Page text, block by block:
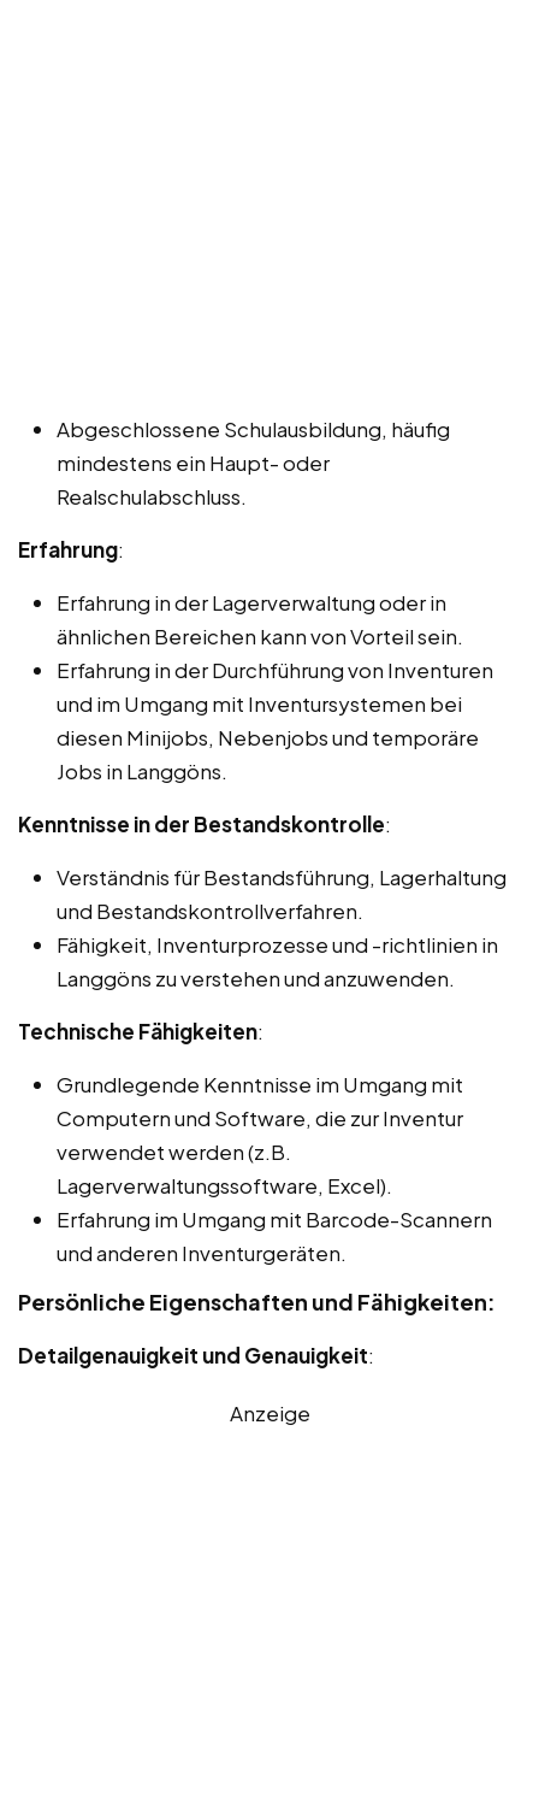
Abgeschlossene Schulausbildung, häufig
mindestens ein Haupt- oder
Realschulabschluss.
Erfahrung:
Erfahrung in der Lagerverwaltung oder in
ähnlichen Bereichen kann von Vorteil sein.
Erfahrung in der Durchführung von Inventuren
und im Umgang mit Inventursystemen bei
diesen Minijobs, Nebenjobs und temporäre
Jobs in Langgöns.
Kenntnisse in der Bestandskontrolle:
Verständnis für Bestandsführung, Lagerhaltung
und Bestandskontrollverfahren.
Fähigkeit, Inventurprozesse und -richtlinien in
Langgöns zu verstehen und anzuwenden.
Technische Fähigkeiten:
Grundlegende Kenntnisse im Umgang mit
Computern und Software, die zur Inventur
verwendet werden (z.B.
Lagerverwaltungssoftware, Excel).
Erfahrung im Umgang mit Barcode-Scannern
und anderen Inventurgeräten.
Persönliche Eigenschaften und Fähigkeiten:
Detailgenauigkeit und Genauigkeit:
Anzeige